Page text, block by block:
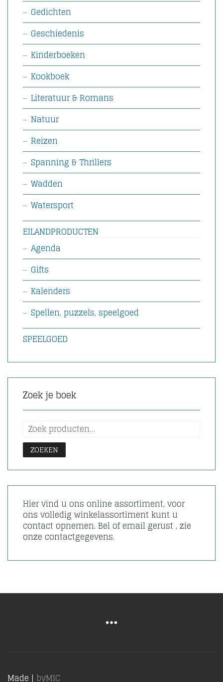
Gedichten
Geschiedenis
Kinderboeken
Kookboek
Literatuur & Romans
Natuur
Reizen
Spanning & Thrillers
Wadden
Watersport
EILANDPRODUCTEN
Agenda
Gifts
Kalenders
Spellen, puzzels, speelgoed
SPEELGOED
Zoek je boek
ZOEKEN
Hier vind u ons online assortiment, voor
ons volledig winkelassortiment kunt u
contact opnemen. Bel of email gerust , zie
onze contactgegevens.
Made | byMIC